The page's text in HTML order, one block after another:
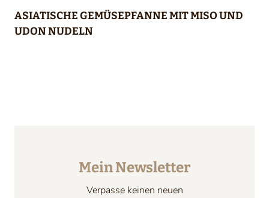
ASIATISCHE GEMÜSEPFANNE MIT MISO UND
UDON NUDELN
Mein Newsletter
Verpasse keinen neuen